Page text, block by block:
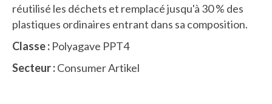
réutilisé les déchets et remplacé jusqu'à 30 % des
plastiques ordinaires entrant dans sa composition.
Classe : Polyagave PPT4
Secteur :Consumer Artikel